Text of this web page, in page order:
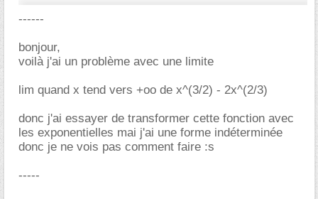
------
bonjour,
voilà j'ai un problème avec une limite
lim quand x tend vers +oo de x^(3/2) - 2x^(2/3)
donc j'ai essayer de transformer cette fonction avec
les exponentielles mai j'ai une forme indéterminée
donc je ne vois pas comment faire :s
-----